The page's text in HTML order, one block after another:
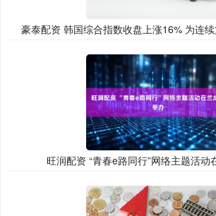
豪泰配资 韩国综合指数收盘上涨16% 为连
旺润配资 “青春e路同行”网络主题活动